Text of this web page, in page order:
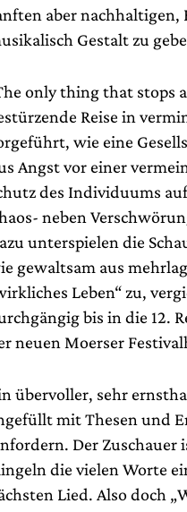
aber nachhaltigen,
Gestalt zu
only thing that stops
Reise in
wie eine
Angst vor einer
des Individuums
neben
unterspielen die
gewaltsam aus
Leben“ zu,
bis in die 12.
neuen Moerser
übervoller, sehr
mit Thesen und
Der Zuschauer
die vielen Worte
Lied. Also doch